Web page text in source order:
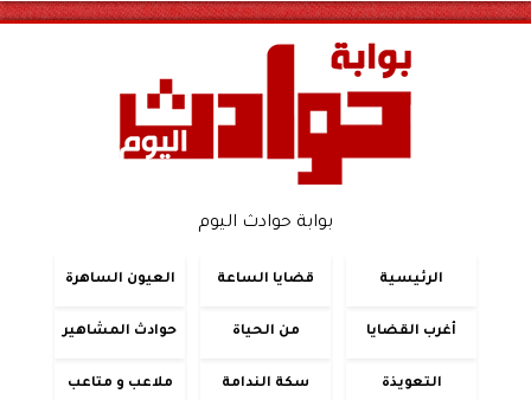
بوابة حوادث اليوم
الرئيسية قضايا الساعة العيون الساهرة
أغرب القضايا من الحياة حوادث المشاهير
التعويذة سكة الندامة ملاعب و متاعب